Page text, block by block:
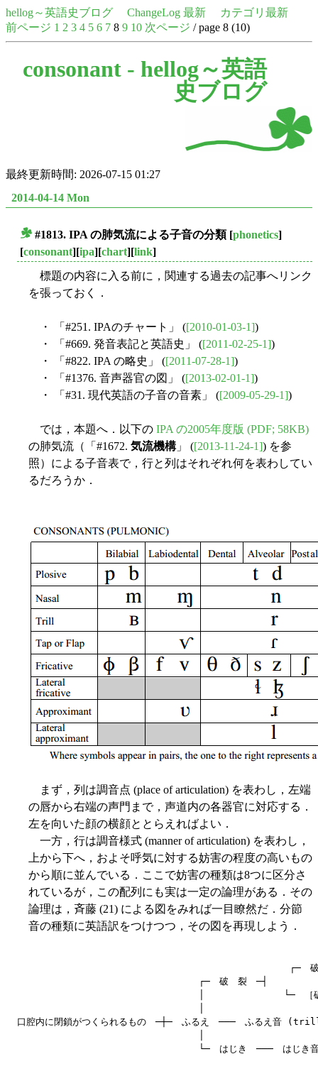
hellog～英語史ブログ ChangeLog 最新
カテゴリ最新
前ページ 1 2 3 4 5 6 7 8 9 10 次ページ / page 8 (10)
consonant - hellog～英語
史ブログ
最終更新時間: 2026-07-15 01:27
2014-04-14 Mon
#1813. IPA の肺気流による子音の分類[phonetics]
[consonant][ipa][chart][link]
標題の内容に入る前に，関連する過去の記事へリンク
を張っておく．
・ 「#251. IPAのチャート」 ([2010-01-03-1])
・ 「#669. 発音表記と英語史」 ([2011-02-25-1])
・ 「#822. IPA の略史」 ([2011-07-28-1])
・ 「#1376. 音声器官の図」 ([2013-02-01-1])
・ 「#31. 現代英語の子音の音素」 ([2009-05-29-1])
では，本題へ．以下の IPA の2005年度版 (PDF; 58KB)
の肺気流（「#1672. 気流機構」 ([2013-11-24-1]) を参
照）による子音表で，行と列はそれぞれ何を表わしてい
るだろうか．
まず，列は調音点 (place of articulation) を表わし，左端
の唇から右端の声門まで，声道内の各器官に対応する．
左を向いた顔の横顔ととらえればよい．
一方，行は調音様式 (manner of articulation) を表わし，
上から下へ，およそ呼気に対する妨害の程度の高いもの
から順に並んでいる．ここで妨害の種類は8つに区分さ
れているが，この配列にも実は一定の論理がある．その
論理は，斉藤 (21) による図をみれば一目瞭然だ．分節
音の種類に英語訳をつけつつ，その図を再現しよう．
┌─　破
                                ┌─　破　裂　─┤
│              └─　［
口腔内に閉鎖がつくられるもの　─┼─　ふるえ　───　ふるえ音
└─　はじき　───　はじき